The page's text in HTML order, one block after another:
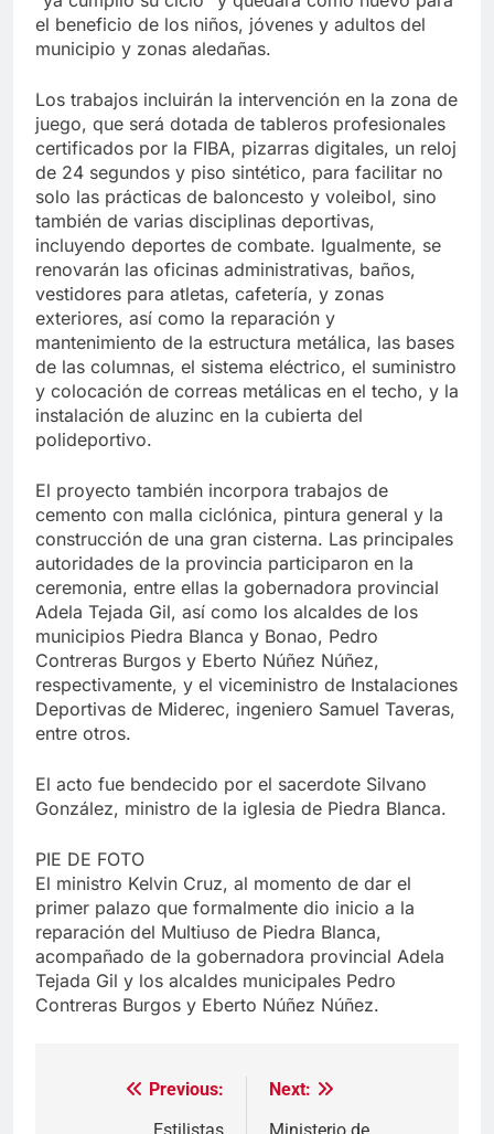
el beneficio de los niños, jóvenes y adultos del
municipio y zonas aledañas.
Los trabajos incluirán la intervención en la zona de
juego, que será dotada de tableros profesionales
certificados por la FIBA, pizarras digitales, un reloj
de 24 segundos y piso sintético, para facilitar no
solo las prácticas de baloncesto y voleibol, sino
también de varias disciplinas deportivas,
incluyendo deportes de combate. Igualmente, se
renovarán las oficinas administrativas, baños,
vestidores para atletas, cafetería, y zonas
exteriores, así como la reparación y
mantenimiento de la estructura metálica, las bases
de las columnas, el sistema eléctrico, el suministro
y colocación de correas metálicas en el techo, y la
instalación de aluzinc en la cubierta del
polideportivo.
El proyecto también incorpora trabajos de
cemento con malla ciclónica, pintura general y la
construcción de una gran cisterna. Las principales
autoridades de la provincia participaron en la
ceremonia, entre ellas la gobernadora provincial
Adela Tejada Gil, así como los alcaldes de los
municipios Piedra Blanca y Bonao, Pedro
Contreras Burgos y Eberto Núñez Núñez,
respectivamente, y el viceministro de Instalaciones
Deportivas de Miderec, ingeniero Samuel Taveras,
entre otros.
El acto fue bendecido por el sacerdote Silvano
González, ministro de la iglesia de Piedra Blanca.
PIE DE FOTO
El ministro Kelvin Cruz, al momento de dar el
primer palazo que formalmente dio inicio a la
reparación del Multiuso de Piedra Blanca,
acompañado de la gobernadora provincial Adela
Tejada Gil y los alcaldes municipales Pedro
Contreras Burgos y Eberto Núñez Núñez.
Navegación
Previous:
Next: